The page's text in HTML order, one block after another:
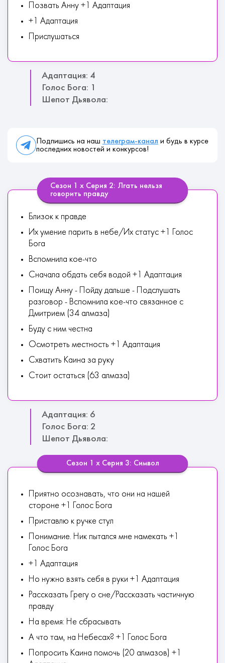
Позвать Анну +1 Адаптация
+1 Адаптация
Прислушаться
Адаптация: 4
Голос Бога: 1
Шепот Дьявола:
Подпишись на наш телеграм-канал и будь в курсе
последних новостей и конкурсов!
Сезон 1 х Серия 2: Лгать нельзя
говорить правду
Близок к правде
Их умение парить в небе/Их статус +1 Голос
Бога
Вспомнила кое-что
Сначала обдать себя водой +1 Адаптация
Поищу Анну - Пойду дальше - Подслушать
разговор - Вспомнила кое-что связанное с
Дмитрием (34 алмаза)
Буду с ним честна
Осмотреть местность +1 Адаптация
Схватить Каина за руку
Стоит остаться (63 алмаза)
Адаптация: 6
Голос Бога: 2
Шепот Дьявола:
Сезон 1 х Серия 3: Символ
Приятно осознавать, что они на нашей
стороне +1 Голос Бога
Приставлю к ручке стул
Понимание. Ник пытался мне намекать +1
Голос Бога
+1 Адаптация
Но нужно взять себя в руки +1 Адаптация
Рассказать Грегу о сне/Рассказать частичную
правду
На время: Не сбрасывать
А что там, на Небесах? +1 Голос Бога
Попросить Каина помочь (20 алмазов) +1